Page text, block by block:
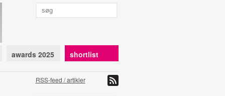
awards 2025 shortlist
RSS-feed / artikler